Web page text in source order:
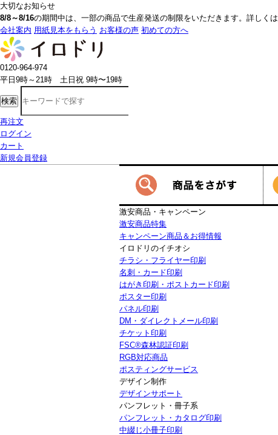
大切なお知らせ
8/8～8/16の期間中は、一部の商品で生産発送の制限をいただきます。詳しくは
会社案内 用紙見本をもらう お客様の声 初めての方へ
0120-964-974
平日9時～21時 土日祝 9時〜19時
検索
再注文
ログイン
カート
新規会員登録
激安商品・キャンペーン
激安商品特集
キャンペーン商品＆お得情報
イロドリのイチオシ
チラシ・フライヤー印刷
名刺・カード印刷
はがき印刷・ポストカード印刷
ポスター印刷
パネル印刷
DM・ダイレクトメール印刷
チケット印刷
FSC®森林認証印刷
RGB対応商品
ポスティングサービス
デザイン制作
デザインサポート
パンフレット・冊子系
パンフレット・カタログ印刷
中綴じ小冊子印刷